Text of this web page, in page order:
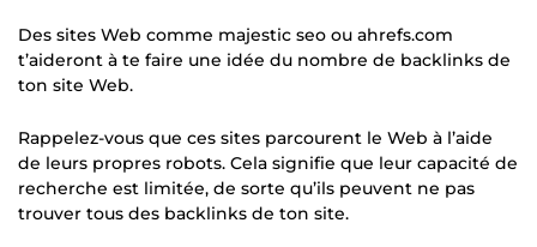
Des sites Web comme majestic seo ou ahrefs.com
t’aideront à te faire une idée du nombre de backlinks de
ton site Web.
Rappelez-vous que ces sites parcourent le Web à l’aide
de leurs propres robots. Cela signifie que leur capacité de
recherche est limitée, de sorte qu’ils peuvent ne pas
trouver tous des backlinks de ton site.